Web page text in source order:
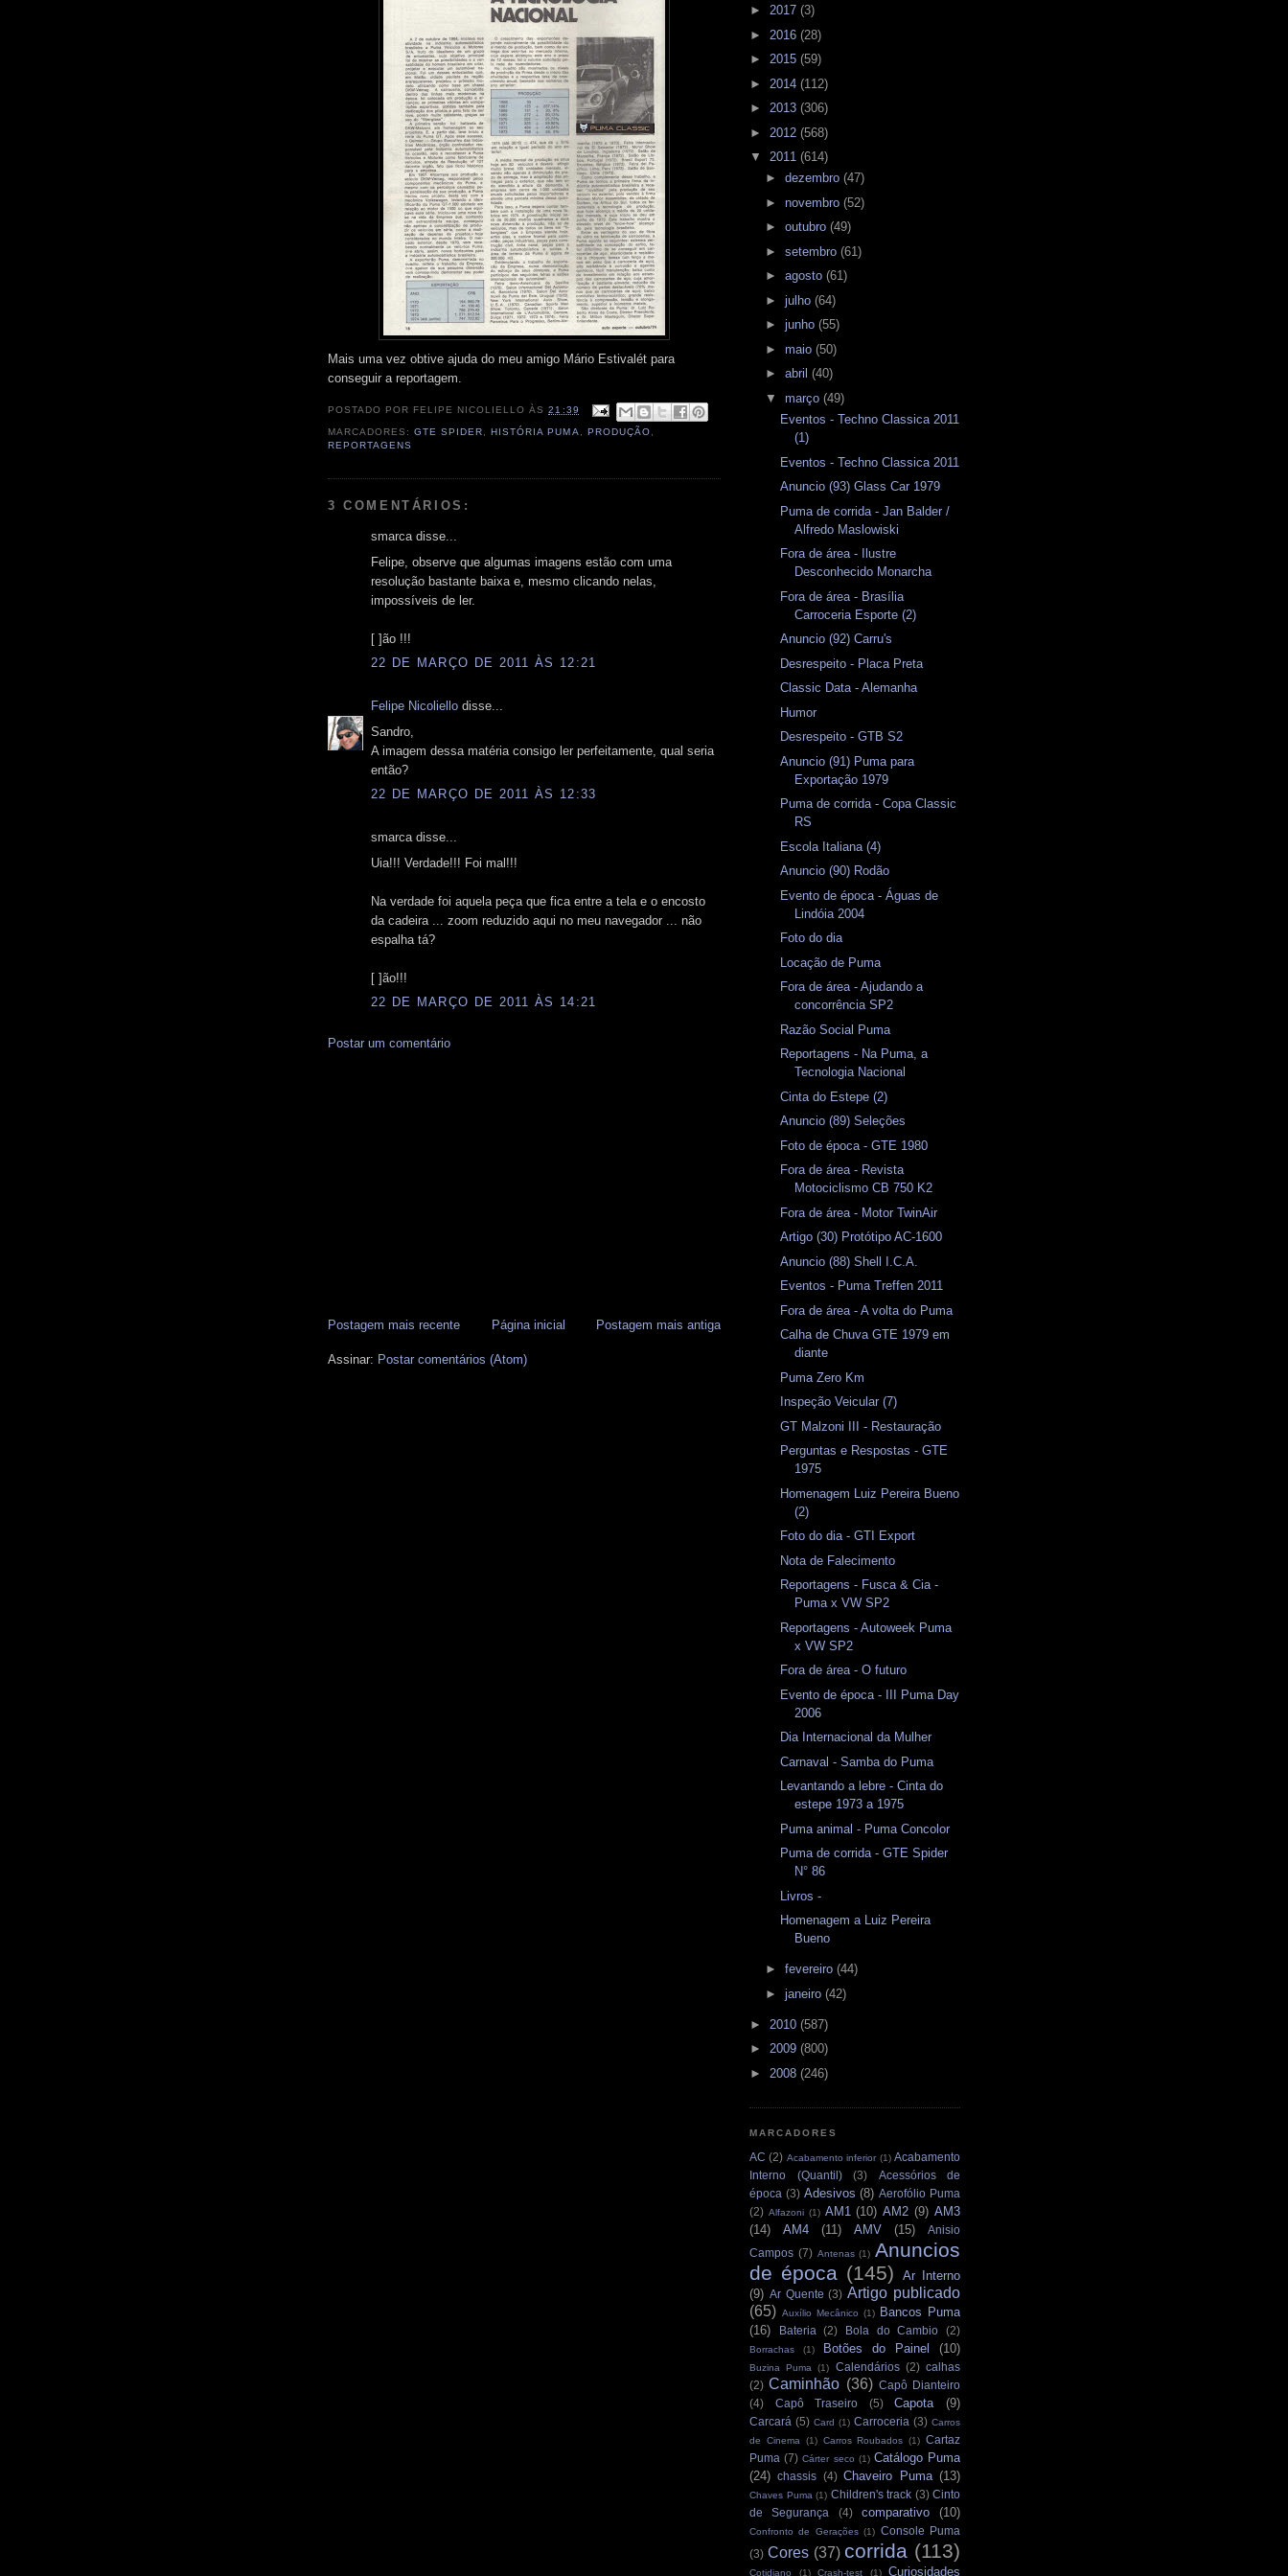
Mais uma vez obtive ajuda do meu amigo Mário Estivalét para
conseguir a reportagem.
POSTADO POR FELIPE NICOLIELLO ÀS21:39
MARCADORES:GTE SPIDER ,HISTÓRIA PUMA PRODUÇÃO
REPORTAGENS
3 COMENTÁRIOS:
smarca disse...
Felipe, observe que algumas imagens estão com uma
resolução bastante baixa e, mesmo clicando nelas,
impossíveis de ler.
[ ]ão !!!
22 DE MARÇO DE 2011 ÀS 12:21
Felipe Nicoliello disse...
Sandro,
A imagem dessa matéria consigo ler perfeitamente, qual seria
então?
22 DE MARÇO DE 2011 ÀS 12:33
smarca disse...
Uia!!! Verdade!!! Foi mal!!!
Na verdade foi aquela peça que fica entre a tela e o encosto
da cadeira ... zoom reduzido aqui no meu navegador ... não
espalha tá?
[ ]ão!!!
22 DE MARÇO DE 2011 ÀS 14:21
Postar um comentário
Postagem mais recente Postagem mais antiga
Página inicial
Assinar: Postar comentários (Atom)
► 2017 (3)
► 2016 (28)
► 2015 (59)
► 2014 (112)
► 2013 (306)
► 2012 (568)
▼ 2011 (614)
► dezembro (47)
► novembro (52)
► outubro (49)
► setembro (61)
► agosto (61)
► julho (64)
► junho (55)
► maio (50)
► abril (40)
▼ março (49)
Eventos - Techno Classica 2011
(1)
Eventos - Techno Classica 2011
Anuncio (93) Glass Car 1979
Puma de corrida - Jan Balder /
Alfredo Maslowiski
Fora de área - Ilustre
Desconhecido Monarcha
Fora de área - Brasília
Carroceria Esporte (2)
Anuncio (92) Carru's
Desrespeito - Placa Preta
Classic Data - Alemanha
Humor
Desrespeito - GTB S2
Anuncio (91) Puma para
Exportação 1979
Puma de corrida - Copa Classic
RS
Escola Italiana (4)
Anuncio (90) Rodão
Evento de época - Águas de
Lindóia 2004
Foto do dia
Locação de Puma
Fora de área - Ajudando a
concorrência SP2
Razão Social Puma
Reportagens - Na Puma, a
Tecnologia Nacional
Cinta do Estepe (2)
Anuncio (89) Seleções
Foto de época - GTE 1980
Fora de área - Revista
Motociclismo CB 750 K2
Fora de área - Motor TwinAir
Artigo (30) Protótipo AC-1600
Anuncio (88) Shell I.C.A.
Eventos - Puma Treffen 2011
Fora de área - A volta do Puma
Calha de Chuva GTE 1979 em
diante
Puma Zero Km
Inspeção Veicular (7)
GT Malzoni III - Restauração
Perguntas e Respostas - GTE
1975
Homenagem Luiz Pereira Bueno
(2)
Foto do dia - GTI Export
Nota de Falecimento
Reportagens - Fusca & Cia -
Puma x VW SP2
Reportagens - Autoweek Puma
x VW SP2
Fora de área - O futuro
Evento de época - III Puma Day
2006
Dia Internacional da Mulher
Carnaval - Samba do Puma
Levantando a lebre - Cinta do
estepe 1973 a 1975
Puma animal - Puma Concolor
Puma de corrida - GTE Spider
N° 86
Livros -
Homenagem a Luiz Pereira
Bueno
► fevereiro (44)
► janeiro (42)
► 2010 (587)
► 2009 (800)
► 2008 (246)
MARCADORES
AC (2) Acabamento inferior (1) Acabamento
Interno (Quantil)
(3)
Acessórios de
época (3) Adesivos (8) Aerofólio Puma
(2) Alfazoni (1) AM1 (10) AM2 (9) AM3
(14)
AM4 (11) AMV (15)
Anisio
Campos (7) Antenas (1) Anuncios
de época (145)
Ar Interno
(9) Ar Quente (3) Artigo publicado
(65) Auxílio Mecânico (1)
Bancos Puma
(16)
Bateria (2) Bola do Cambio (2)
Borrachas (1) Botões do Painel (10)
Buzina Puma (1) Calendários (2) calhas
(2) Caminhão (36) Capô Dianteiro
(4)
Capô Traseiro (5) Capota (9)
Carcará (5) Card (1) Carroceria (3) Carros
de Cinema
(1) Carros Roubados (1) Cartaz
Puma (7) Cárter seco (1) Catálogo Puma
(24) chassis (4) Chaveiro Puma (13)
Chaves Puma (1) Children's track (3) Cinto
de Segurança
(4) comparativo (10)
Confronto de Gerações (1) Console Puma
(3) Cores (37) corrida (113)
Cotidiano (1) Crash-test (1) Curiosidades